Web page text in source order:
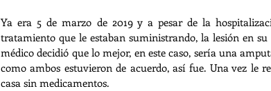
Ya era 5 de marzo de 2019 y a pesar de la
tratamiento que le estaban suministrando, la lesión en
médico decidió que lo mejor, en este caso, sería una
como ambos estuvieron de acuerdo, así fue. Una vez le
casa sin medicamentos.